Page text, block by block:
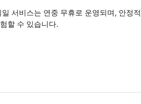
서비스는 연중 무휴로 운영되며, 안정
할 수 있습니다.
티켓: 만 2~11세 대략적인 픽업 시간: 오전 8